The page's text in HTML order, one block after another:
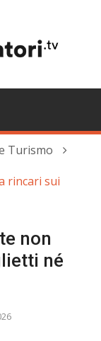
Turismo
rincari sui
non
né